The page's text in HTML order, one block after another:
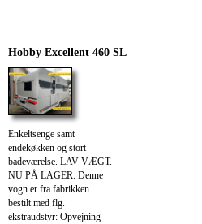
Hobby Excellent 460 SL
Enkeltsenge samt
endekøkken og stort
badeværelse. LAV VÆGT.
NU PÅ LAGER. Denne
vogn er fra fabrikken
bestilt med flg.
ekstraudstyr: Opvejning